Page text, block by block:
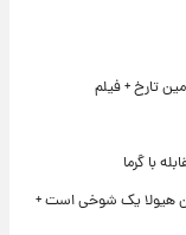
تارخ + فیلم
با گرما
هیولا یک شوخی است +